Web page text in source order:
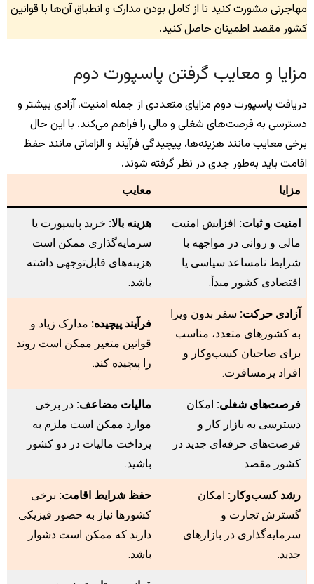
مهاجرتی مشورت کنید تا از کامل بودن مدارک و انطباق آن‌ها با قوانین
کشور مقصد اطمینان حاصل کنید.
مزایا و معایب گرفتن پاسپورت دوم
دریافت پاسپورت دوم مزایای متعددی از جمله امنیت، آزادی بیشتر و
دسترسی به فرصت‌های شغلی و مالی را فراهم می‌کند. با این حال
برخی معایب مانند هزینه‌ها، پیچیدگی فرآیند و الزاماتی مانند حفظ
اقامت باید به‌طور جدی در نظر گرفته شوند.
مزایا معایب
امنیت و ثبات: افزایش امنیت
مالی و روانی در مواجهه با
شرایط نامساعد سیاسی یا
اقتصادی کشور مبدأ.
هزینه بالا: خرید پاسپورت یا
سرمایه‌گذاری ممکن است
هزینه‌های قابل‌توجهی داشته
باشد.
آزادی حرکت: سفر بدون ویزا
به کشورهای متعدد، مناسب
برای صاحبان کسب‌وکار و
افراد پرمسافرت.
فرآیند پیچیده: مدارک زیاد و
قوانین متغیر ممکن است روند
را پیچیده کند.
فرصت‌های شغلی: امکان
دسترسی به بازار کار و
فرصت‌های حرفه‌ای جدید در
کشور مقصد.
مالیات مضاعف: در برخی
موارد ممکن است ملزم به
پرداخت مالیات در دو کشور
باشید.
رشد کسب‌وکار: امکان
گسترش تجارت و
سرمایه‌گذاری در بازارهای
جدید.
حفظ شرایط اقامت: برخی
کشورها نیاز به حضور فیزیکی
دارند که ممکن است دشوار
باشد.